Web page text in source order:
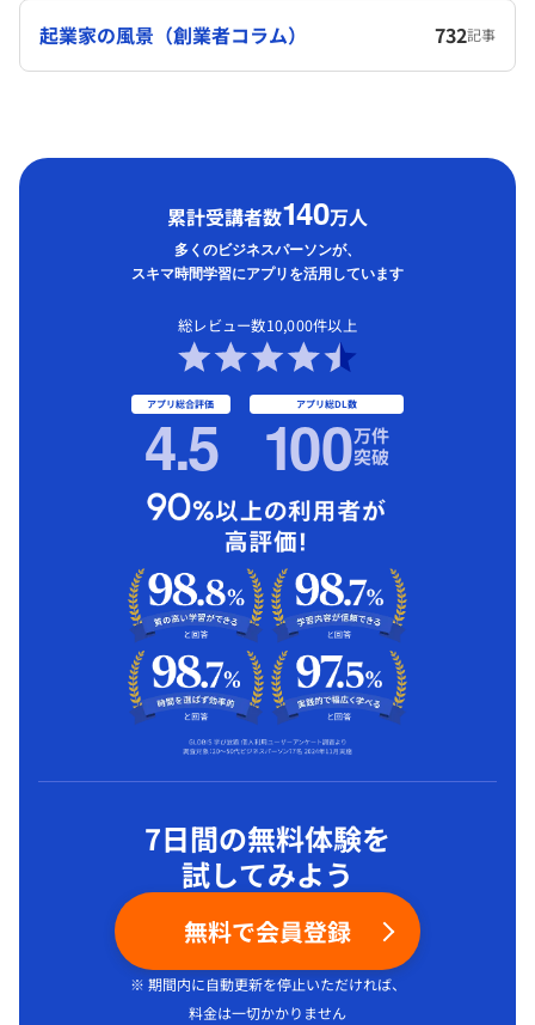
起業家の風景（創業者コラム） 732記事
累計受講者数140万人
多くのビジネスパーソンが、
スキマ時間学習にアプリを活用しています
総レビュー数10,000件以上
アプリ総合評価
4.5 アプリ総DL数
100万件
突破
7日間の無料体験を
試してみよう
無料で会員登録
※ 期間内に自動更新を停止いただければ、
料金は一切かかりません